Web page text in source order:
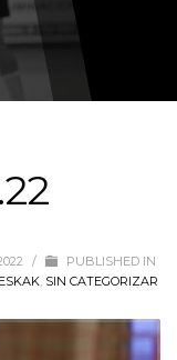
/
PUBLISHED IN
, SIN CATEGORIZAR